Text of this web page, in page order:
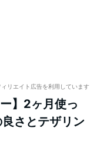
ィリエイト広告を利用しています
】2ヶ月使っ
さとテザリン